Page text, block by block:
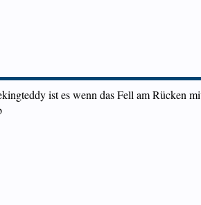
ist es wenn das Fell am